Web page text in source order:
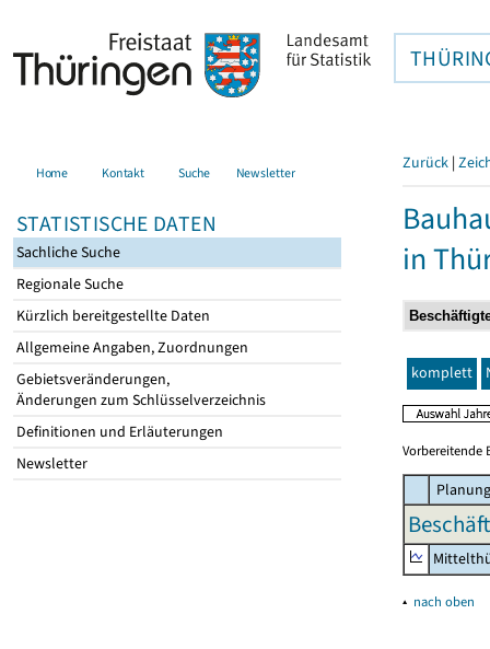
Home Kontakt Suche Newsletter
STATISTISCHE DATEN
Sachliche Suche
Regionale Suche
Kürzlich bereitgestellte Daten
Allgemeine Angaben, Zuordnungen
Gebietsveränderungen,
Änderungen zum Schlüsselverzeichnis
Definitionen und Erläuterungen
Newsletter
Zurück |
in
komplett
Vorbereitende
▴ nach oben